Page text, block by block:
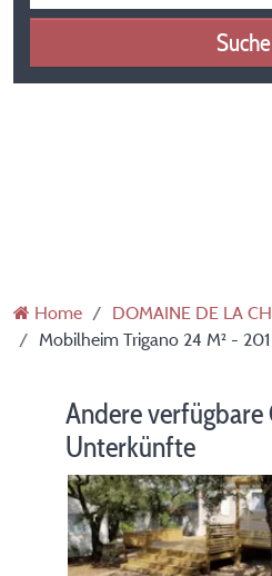
Home
DOMAINE DE LA
Mobilheim Trigano 24 M² -
Andere verfügbare
Unterkünfte